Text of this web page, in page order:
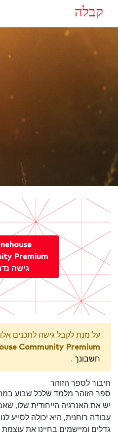
קבלה
Premium
גישה
על מנת לקבל גישה לתכנים אלו
Community Premium
חשבונך .
חיבור לספר הזוהר
ספר הזוהר מלמד שלכל שבוע
יש את האנרגיה הייחודית שלו,
עבודה רוחנית, היא יכולה לסייע
גדלים ומיישמים בחיינו את